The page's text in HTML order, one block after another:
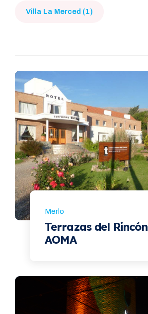
Villa La Merced (1)
Merlo
Terrazas del Rincón
AOMA